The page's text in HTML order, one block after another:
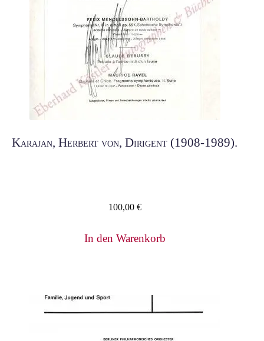
Karajan, Herbert von, Dirigent (1908-1989).
100,00 €
In den Warenkorb